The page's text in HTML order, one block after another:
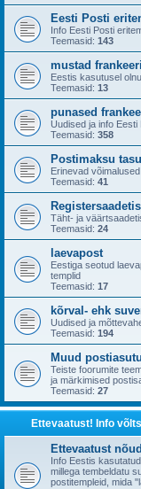
Eesti Posti
Info Eesti Posti
Teemasid: 143
mustad
Eestis kasutusel
Teemasid: 13
punased
Uudised ja info
Teemasid: 358
Postimaksu
Erinevad
Teemasid: 41
Täht- ja
Teemasid: 24
laevapost
Eestiga seotud
templid
Teemasid: 17
kõrval- ehk
Uudised ja
Teemasid: 194
Muud
Teiste foorumite
ja märkimised
Teemasid: 27
Ettevaatust! Info
Ettevaatust
Info Eestis
millega tembeldatu
postitempleid, mida